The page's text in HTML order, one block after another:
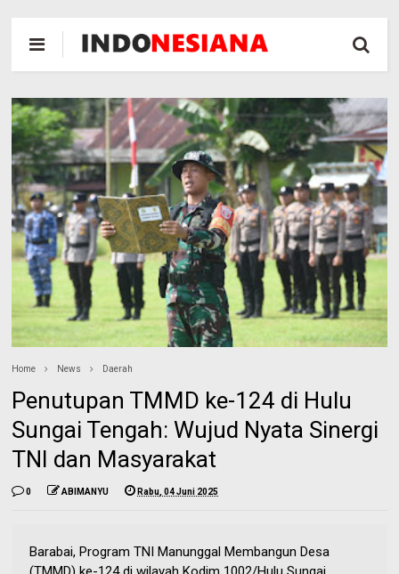
Home News Daerah
Penutupan TMMD ke-124 di Hulu
Sungai Tengah: Wujud Nyata Sinergi
TNI dan Masyarakat
0 ABIMANYU Rabu, 04 Juni 2025
Barabai, Program TNI Manunggal Membangun Desa